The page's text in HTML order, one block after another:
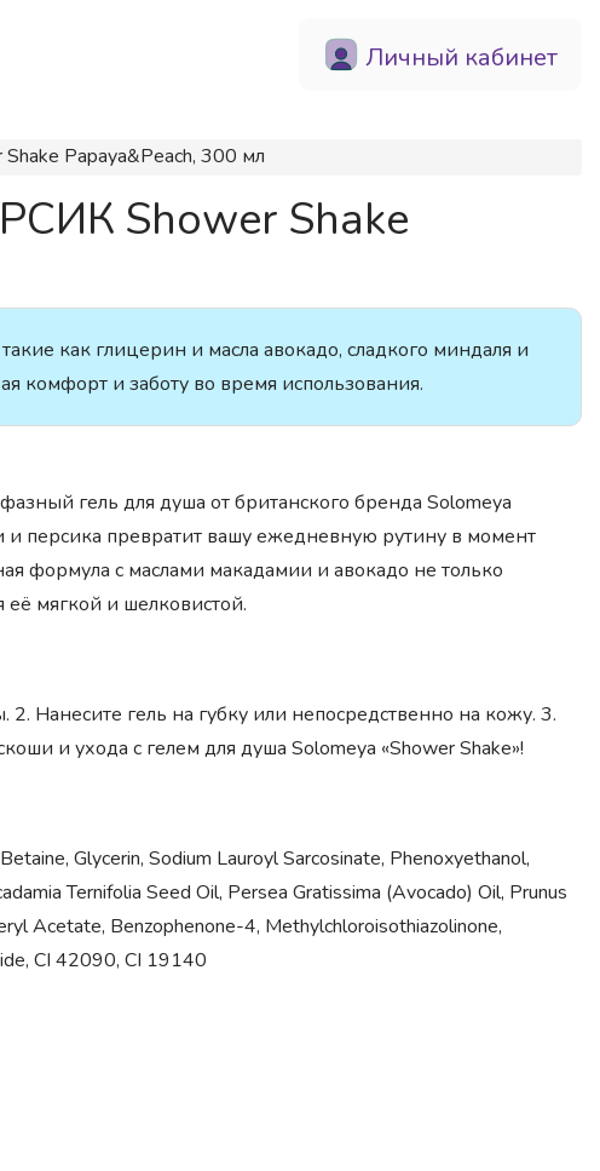
Личный кабинет
Papaya&Peach, 300 мл
Shower Shake
как глицерин и масла авокадо, сладкого миндаля и
комфорт и заботу во время использования.
гель для душа от британского бренда Solomeya
персика превратит вашу ежедневную рутину в момент
формула с маслами макадамии и авокадо не только
её мягкой и шелковистой.
Нанесите гель на губку или непосредственно на кожу. 3.
и ухода с гелем для душа Solomeya «Shower Shake»!
Glycerin, Sodium Lauroyl Sarcosinate, Phenoxyethanol,
Ternifolia Seed Oil, Persea Gratissima (Avocado) Oil, Prunus
Acetate, Benzophenone-4, Methylchloroisothiazolinone,
CI 42090, CI 19140